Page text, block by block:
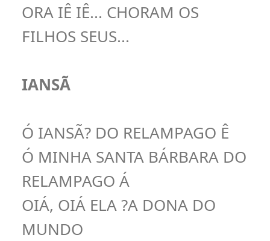
ORA IÊ IÊ... CHORAM OS
FILHOS SEUS...
IANSÃ
Ó IANSÃ? DO RELAMPAGO Ê
Ó MINHA SANTA BÁRBARA DO
RELAMPAGO Á
OIÁ, OIÁ ELA ?A DONA DO
MUNDO